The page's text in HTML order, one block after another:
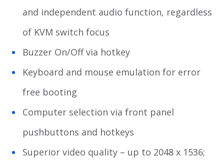
and independent audio function, regardless
of KVM switch focus
Buzzer On/Off via hotkey
Keyboard and mouse emulation for error
free booting
Computer selection via front panel
pushbuttons and hotkeys
Superior video quality – up to 2048 x 1536;